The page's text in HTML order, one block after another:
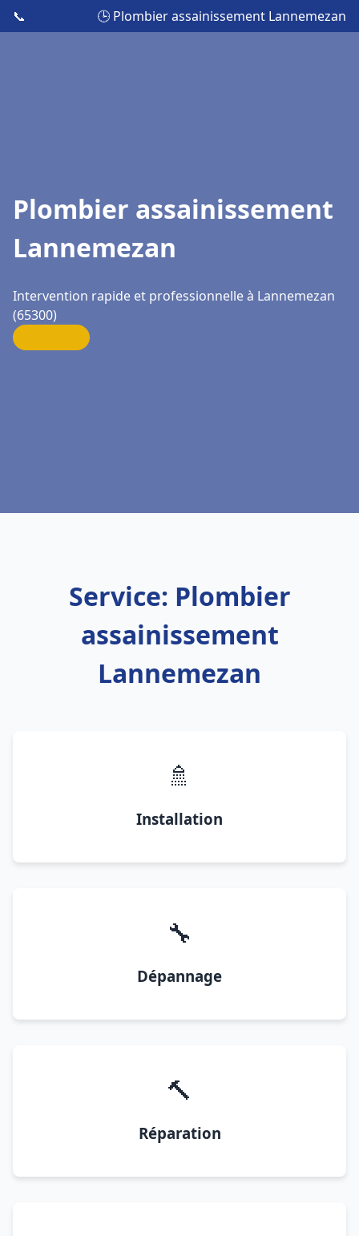
📞 🕒 Plombier assainissement Lannemezan
Plombier assainissement
Lannemezan
Intervention rapide et professionnelle à Lannemezan
(65300)
Service: Plombier
assainissement
Lannemezan
🚿
Installation
🔧
Dépannage
🔨
Réparation